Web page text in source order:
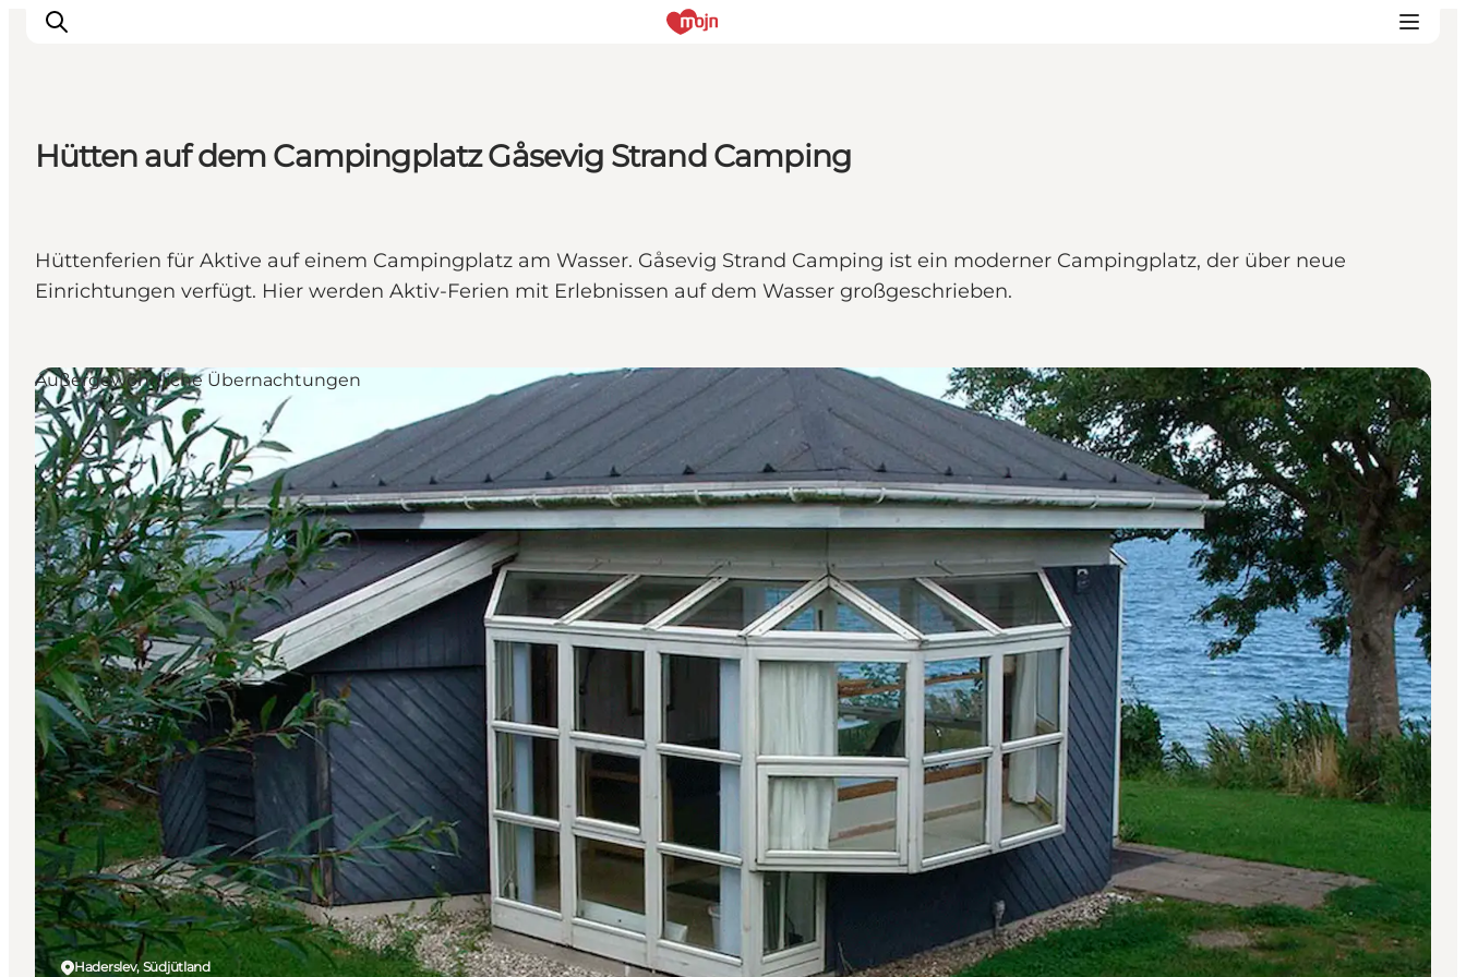
Events
Übernachtung
Plane deine Reise
Hütten auf dem Campingplatz Gåsevig Strand Camping
Hüttenferien für Aktive auf einem Campingplatz am Wasser. Gåsevig Strand Camping ist ein moderner Campingplatz, der über neue
Einrichtungen verfügt. Hier werden Aktiv-Ferien mit Erlebnissen auf dem Wasser großgeschrieben.
Haderslev, Südjütland
Außergewöhnliche Übernachtungen